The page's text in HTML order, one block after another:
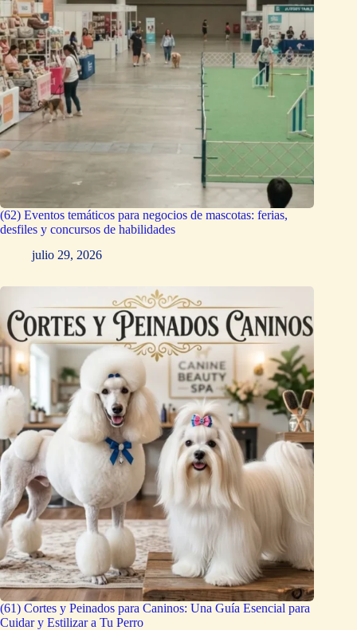
(62) Eventos temáticos para negocios de mascotas: ferias,
desfiles y concursos de habilidades
julio 29, 2026
(61) Cortes y Peinados para Caninos: Una Guía Esencial para
Cuidar y Estilizar a Tu Perro